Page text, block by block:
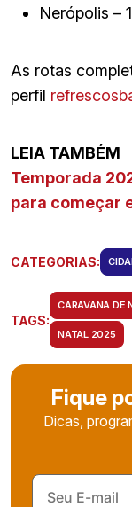
Nerópolis –
As rotas
perfil
LEIA TAMBÉM
Temporada
para começar
CATEGORIAS:
TAGS:
CARAVANA DE
NATAL 2025
Fique
Dicas,